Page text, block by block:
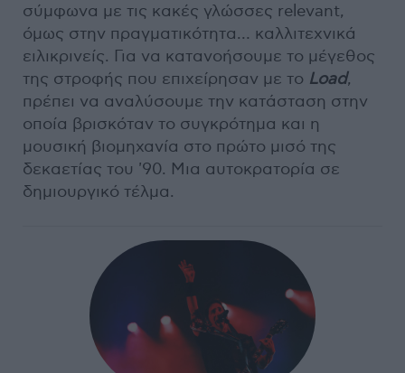
σύμφωνα με τις κακές γλώσσες relevant,
όμως στην πραγματικότητα… καλλιτεχνικά
ειλικρινείς. Για να κατανοήσουμε το μέγεθος
της στροφής που επιχείρησαν με το Load,
πρέπει να αναλύσουμε την κατάσταση στην
οποία βρισκόταν το συγκρότημα και η
μουσική βιομηχανία στο πρώτο μισό της
δεκαετίας του '90. Μια αυτοκρατορία σε
δημιουργικό τέλμα.